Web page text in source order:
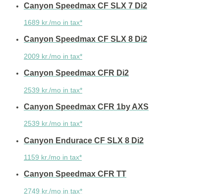
Canyon Speedmax CF SLX 7 Di2
1689 kr./mo in tax*
Canyon Speedmax CF SLX 8 Di2
2009 kr./mo in tax*
Canyon Speedmax CFR Di2
2539 kr./mo in tax*
Canyon Speedmax CFR 1by AXS
2539 kr./mo in tax*
Canyon Endurace CF SLX 8 Di2
1159 kr./mo in tax*
Canyon Speedmax CFR TT
2749 kr./mo in tax*